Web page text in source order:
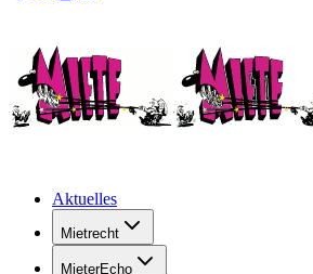
Aktuelles
Mietrecht
MieterEcho